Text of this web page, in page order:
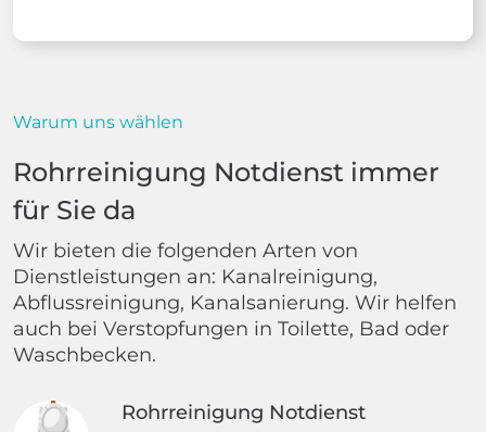
Warum uns wählen
Rohrreinigung Notdienst immer
für Sie da
Wir bieten die folgenden Arten von
Dienstleistungen an: Kanalreinigung,
Abflussreinigung, Kanalsanierung. Wir helfen
auch bei Verstopfungen in Toilette, Bad oder
Waschbecken.
Rohrreinigung Notdienst